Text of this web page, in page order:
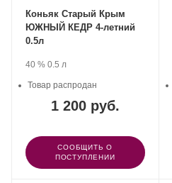
Коньяк Старый Крым
ЮЖНЫЙ КЕДР 4-летний
0.5л
Производитель:
компаний
.Крепость
40 %. Объем
0.5 л
1 200 руб.
Товар распродан
СООБЩИТЬ О
ПОСТУПЛЕНИИ